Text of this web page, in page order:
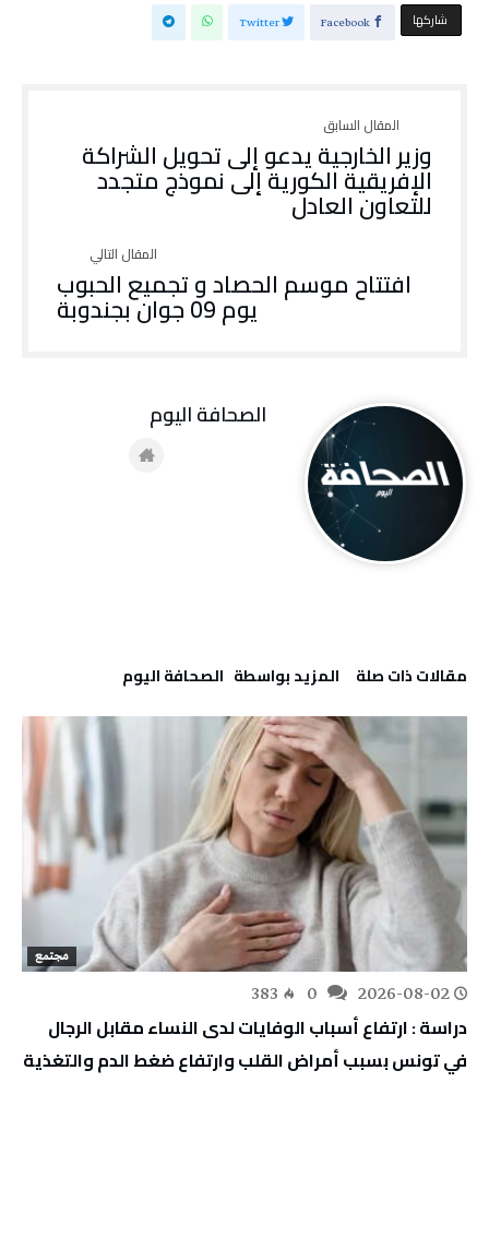
‫‫ شاركها‬ Facebook
Twitter
وزير الخارجية يدعو إلى تحويل الشراكة
الإفريقية الكورية إلى نموذج متجدد
للتعاون العادل
افتتاح موسم الحصاد و تجميع الحبوب
يوم 09 جوان بجندوبة
‫مقالات ذات صلة‬ ‫‫المزيد بواسطة‬ ‬ ‭ ‬الصحافة‭ ‬اليوم
مجتمع
2026-08-02
383
دراسة : ارتفاع أسباب الوفايات لدى النساء مقابل الرجال
في تونس بسبب أمراض القلب وارتفاع ضغط الدم والتغذية